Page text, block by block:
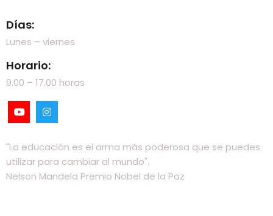
Días:
Lunes – viernes
Horario:
9.00 – 17.00 horas
"La educación es el arma más poderosa que se puedes
utilizar para cambiar al mundo".
Nelson Mandela Premio Nobel de la Paz